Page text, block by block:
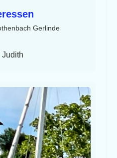
Gerlinde
Judith